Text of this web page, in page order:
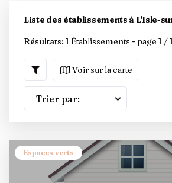
Liste des établissements à L'Isle-
Résultats: 1 Établissements - page 1 /
Voir sur la carte
Trier par:
Espaces verts